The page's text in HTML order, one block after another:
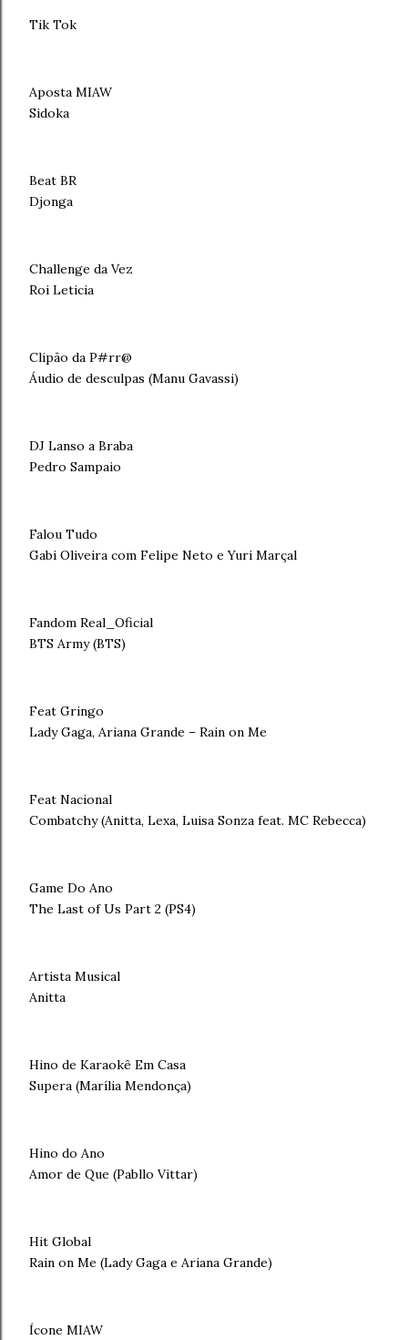
Tik Tok
Aposta MIAW
Sidoka
Beat BR
Djonga
Challenge da Vez
Roi Leticia
Clipão da P#rr@
Áudio de desculpas (Manu Gavassi)
DJ Lanso a Braba
Pedro Sampaio
Falou Tudo
Gabi Oliveira com Felipe Neto e Yuri Marçal
Fandom Real_Oficial
BTS Army (BTS)
Feat Gringo
Lady Gaga, Ariana Grande – Rain on Me
Feat Nacional
Combatchy (Anitta, Lexa, Luisa Sonza feat. MC Rebecca)
Game Do Ano
The Last of Us Part 2 (PS4)
Artista Musical
Anitta
Hino de Karaokê Em Casa
Supera (Marília Mendonça)
Hino do Ano
Amor de Que (Pabllo Vittar)
Hit Global
Rain on Me (Lady Gaga e Ariana Grande)
Ícone MIAW